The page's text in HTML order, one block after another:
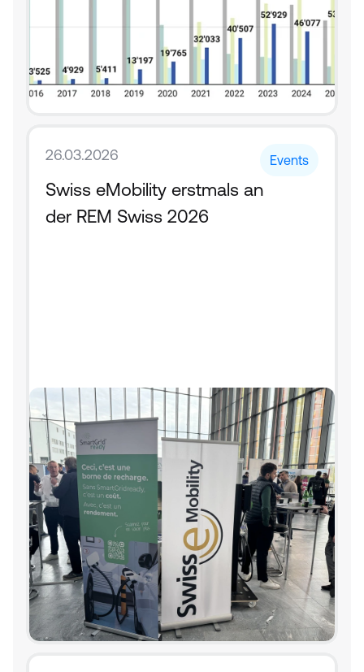
26.03.2026 Events
Swiss eMobility erstmals an
der REM Swiss 2026